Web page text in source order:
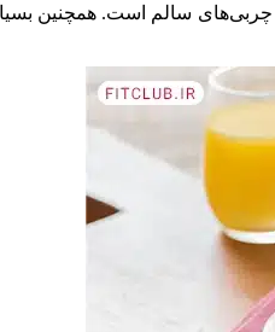
چربی‌های سالم است. همچنین